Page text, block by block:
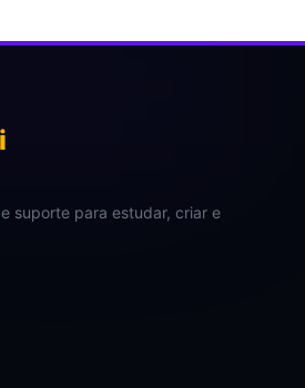
suporte para estudar, criar e